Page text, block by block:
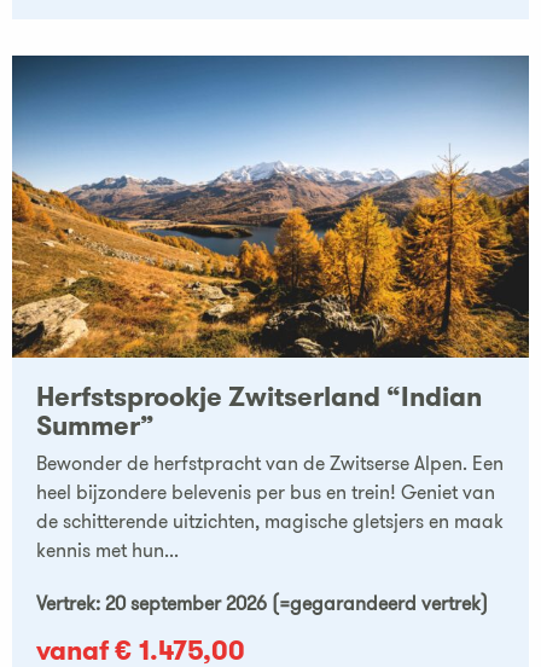
Herfstsprookje Zwitserland “Indian
Summer”
Bewonder de herfstpracht van de Zwitserse Alpen. Een
heel bijzondere belevenis per bus en trein! Geniet van
de schitterende uitzichten, magische gletsjers en maak
kennis met hun...
Vertrek: 20 september 2026 (=gegarandeerd vertrek)
vanaf € 1.475,00